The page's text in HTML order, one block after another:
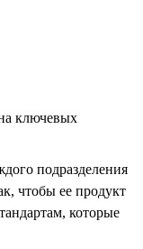
ключевых
подразделения
чтобы ее продукт
которые